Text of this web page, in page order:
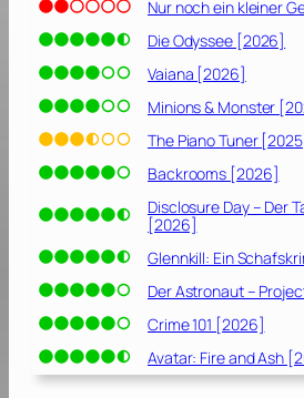
Nur noch ein kleiner
Die Odyssee [2026]
Vaiana [2026]
Minions & Monster
The Piano Tuner
Backrooms [2026]
Disclosure Day – Der
[2026]
Glennkill: Ein
Der Astronaut –
Crime 101 [2026]
Avatar: Fire and Ash